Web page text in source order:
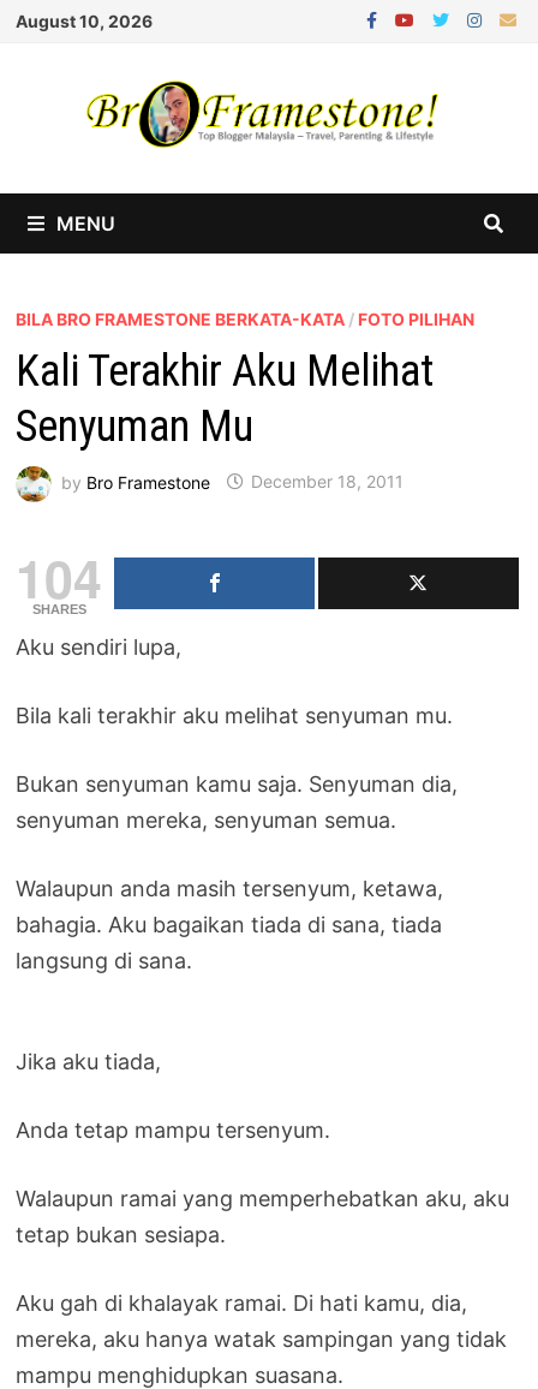
Skip
August 10, 2026
MENU
BILA BRO FRAMESTONE BERKATA-KATA / FOTO PILIHAN
Kali Terakhir Aku Melihat
Senyuman Mu
by Bro Framestone December 18, 2011
104
SHARES
Aku sendiri lupa,
Bila kali terakhir aku melihat senyuman mu.
Bukan senyuman kamu saja. Senyuman dia,
senyuman mereka, senyuman semua.
Walaupun anda masih tersenyum, ketawa,
bahagia. Aku bagaikan tiada di sana, tiada
langsung di sana.
Jika aku tiada,
Anda tetap mampu tersenyum.
Walaupun ramai yang memperhebatkan aku, aku
tetap bukan sesiapa.
Aku gah di khalayak ramai. Di hati kamu, dia,
mereka, aku hanya watak sampingan yang tidak
mampu menghidupkan suasana.